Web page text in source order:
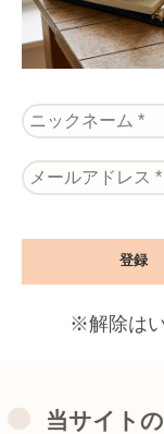
※解除は
当サイト